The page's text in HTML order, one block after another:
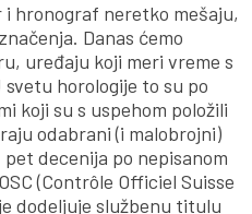
hronograf neretko mešaju,
Danas ćemo
uređaju koji meri vreme s
horologije to su po
koji su s uspehom položili
odabrani (i malobrojni)
decenija po nepisanom
(Contrôle Officiel Suisse
dodeljuje službenu titulu